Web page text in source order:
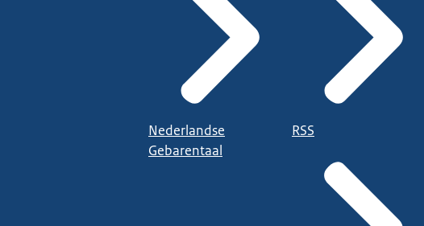
Nederlandse
Gebarentaal
RSS